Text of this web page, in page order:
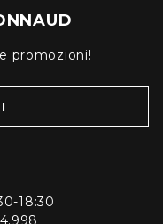
promozioni!
18:30